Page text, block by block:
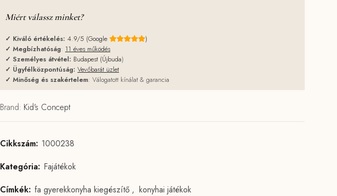
Miért válassz minket?
✓ Kiváló értékelés: 4.9/5 (Google
)
✓ Megbízhatóság: 11 éves működés
✓ Személyes átvétel: Budapest (Újbuda)
✓ Ügyfélközpontúság: Vevőbarát üzlet
✓ Minőség és szakértelem: Válogatott kínálat & garancia
Brand: Kid's Concept
Cikkszám: 1000238
Kategória: Fajátékok
Címkék: fa gyerekkonyha kiegészítő , konyhai játékok